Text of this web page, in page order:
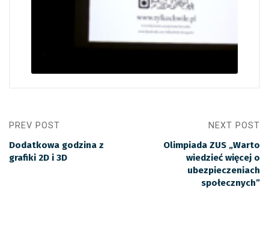
PREV POST
Dodatkowa godzina z
grafiki 2D i 3D
NEXT POST
Olimpiada ZUS „Warto
wiedzieć więcej o
ubezpieczeniach
społecznych”